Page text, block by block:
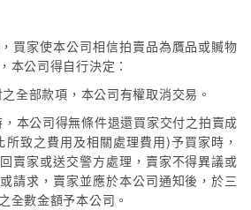
買家使本公司相信拍賣品為贋品或贓物
本公司得自行決定：
全部款項，本公司有權取消交易。
本公司得無條件退還買家交付之拍賣成
致之費用及相關處理費用)予買家時，
賣家或送交警方處理，賣家不得異議或
請求，賣家並應於本公司通知後，於三
全數金額予本公司。